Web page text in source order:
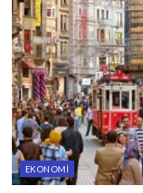
EKONOMI